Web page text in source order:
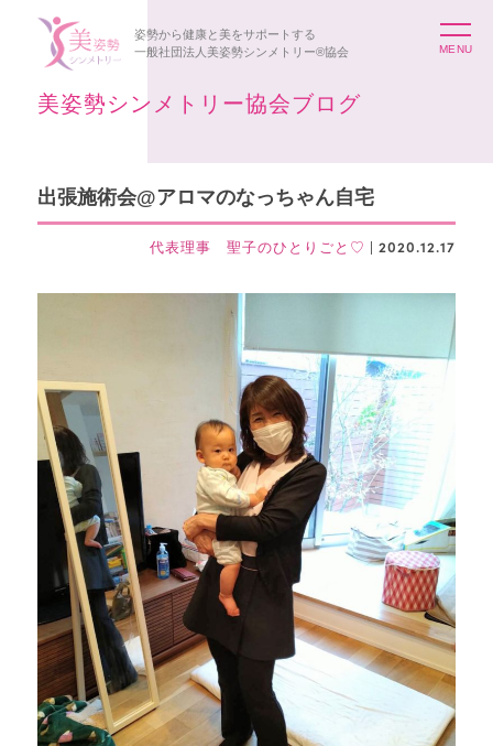
姿勢から健康と美をサポートする
一般社団法人美姿勢シンメトリー®協会
美姿勢シンメトリー協会ブログ
出張施術会@アロマのなっちゃん自宅
代表理事 聖子のひとりごと♡ | 2020.12.17